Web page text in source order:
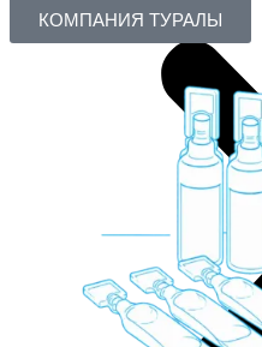
КОМПАНИЯ ТУРАЛЫ